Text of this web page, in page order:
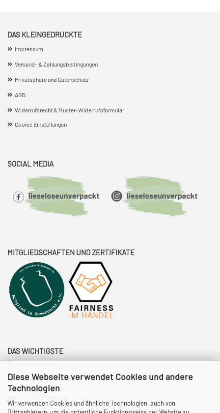
Diese Webseite verwendet Cookies und andere
Technologien
Wir verwenden Cookies und ähnliche Technologien, auch von
DAS KLEINGEDRUCKTE
Impressum
Versand- & Zahlungsbedingungen
Privatsphäre und Datenschutz
AGB
Widerrufsrecht & Muster-Widerrufsformular
Cookie Einstellungen
SOCIAL MEDIA
MITGLIEDSCHAFTEN UND ZERTIFIKATE
DAS WICHTIGSTE
Das ist Liese Lose!
So funktioniert's!